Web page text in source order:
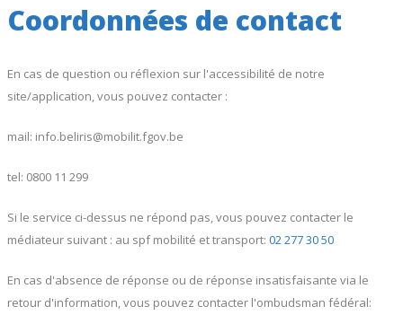
Coordonnées de contact
En cas de question ou réflexion sur l'accessibilité de notre
site/application, vous pouvez contacter :
mail: info.beliris@mobilit.fgov.be
tel: 0800 11 299
Si le service ci-dessus ne répond pas, vous pouvez contacter le
médiateur suivant : au spf mobilité et transport: 02 277 30 50
En cas d'absence de réponse ou de réponse insatisfaisante via le
retour d'information, vous pouvez contacter l'ombudsman fédéral: